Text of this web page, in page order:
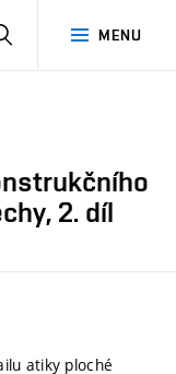
MENU
2. díl
atiky ploché